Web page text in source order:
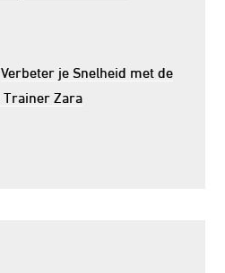
Verbeter je Snelheid met de
Trainer Zara